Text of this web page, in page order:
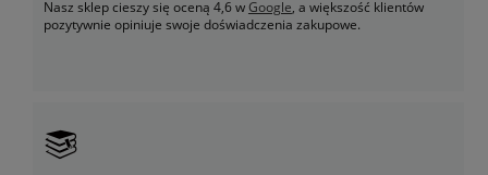
Nasz sklep cieszy się oceną 4,6 wGoogle, a większość klientów
pozytywnie opiniuje swoje doświadczenia zakupowe.